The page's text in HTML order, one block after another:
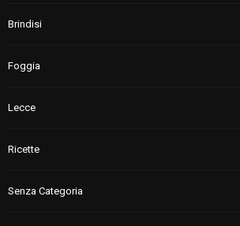
Brindisi
Foggia
Lecce
Ricette
Senza Categoria